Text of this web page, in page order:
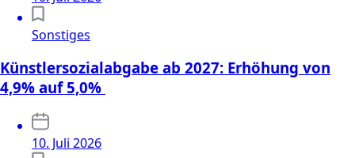
Sonstiges
Künstlersozialabgabe ab 2027: Erhöhung von
4,9% auf 5,0%
10. Juli 2026